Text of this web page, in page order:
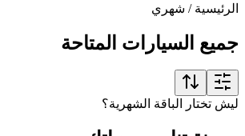
الرئيسية / شهري
جميع السيارات المتاحة
ليش تختار الباقة الشهرية؟